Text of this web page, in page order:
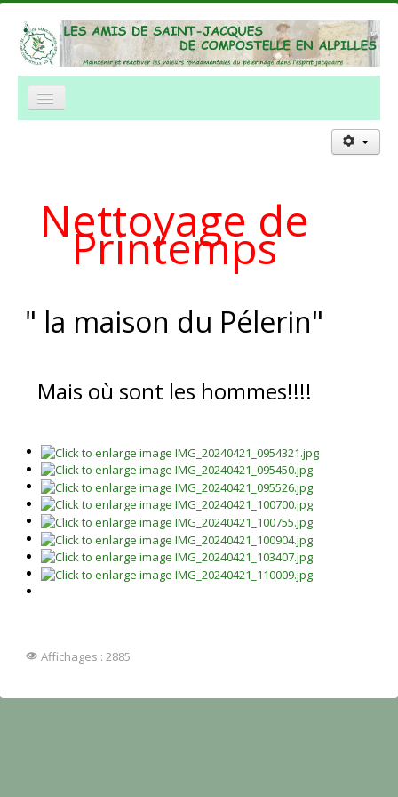
Nettoyage de
Printemps
" la maison du Pélerin"
Mais où sont les hommes!!!!
Affichages : 2885